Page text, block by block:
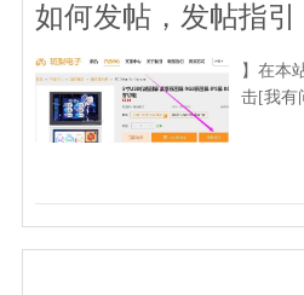
如何发帖，发帖指引
】在本
击[我有